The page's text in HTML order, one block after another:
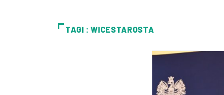
TAGI : WICESTAROSTA